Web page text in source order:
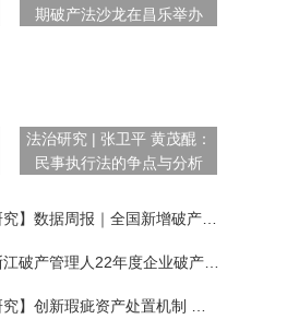
期破产法沙龙在昌乐举办
法治研究 | 张卫平 黄茂醌：
民事执行法的争点与分析